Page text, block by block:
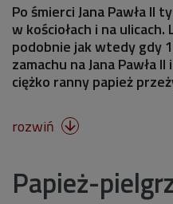
Po śmierci Jana Pawła II
w kościołach i na
podobnie jak wtedy gdy
zamachu na Jana Pawła
ciężko ranny papież
rozwiń 
Papież-